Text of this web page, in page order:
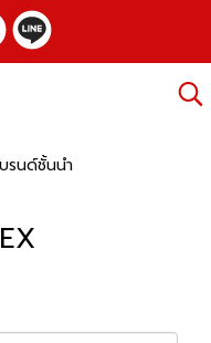
รนด์ชั้นนำ